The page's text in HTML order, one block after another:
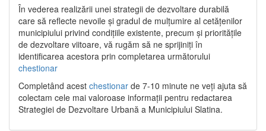
În vederea realizării unei strategii de dezvoltare durabilă
care să reflecte nevoile și gradul de mulțumire al cetățenilor
municipiului privind condițiile existente, precum și prioritățile
de dezvoltare viitoare, vă rugăm să ne sprijiniți în
identificarea acestora prin completarea următorului
chestionar
Completând acest chestionar de 7-10 minute ne veți ajuta să
colectam cele mai valoroase informații pentru redactarea
Strategiei de Dezvoltare Urbană a Municipiului Slatina.